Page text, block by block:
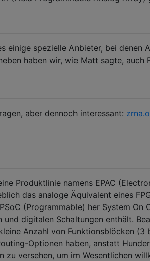
einige spezielle Anbieter, bei denen
haben wir, wie Matt sagte, auch
aber dennoch interessant:
Produktlinie namens EPAC
das analoge Äquivalent eines
(Programmable) her System On
digitalen Schaltungen enthält.
Anzahl von Funktionsblöcken (3
Optionen haben, anstatt
zu versehen, um im Wesentlichen